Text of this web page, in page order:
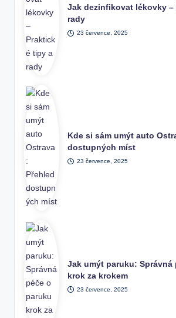
Jak dezinfikovat lékovky –
rady
23 července, 2025
Kde si sám umýt auto
dostupných míst
23 července, 2025
Jak umýt paruku: Správná
krok za krokem
23 července, 2025